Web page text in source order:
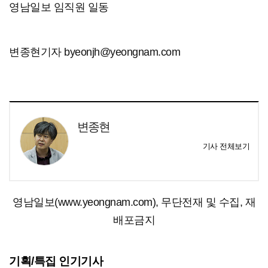
영남일보 임직원 일동
변종현기자 byeonjh@yeongnam.com
변종현
기사 전체보기
영남일보(www.yeongnam.com), 무단전재 및 수집, 재
배포금지
기획/특집 인기기사